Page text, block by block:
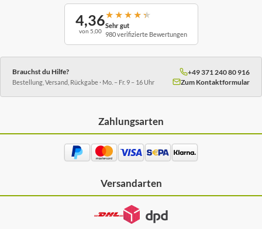
4,36
von 5,00
★ ★ ★ ★ ★
Sehr gut
980 verifizierte Bewertungen
Brauchst du Hilfe?
Bestellung, Versand, Rückgabe · Mo. – Fr. 9 – 16 Uhr
+49 371 240 80 916
Zum Kontaktformular
Zahlungsarten
Versandarten